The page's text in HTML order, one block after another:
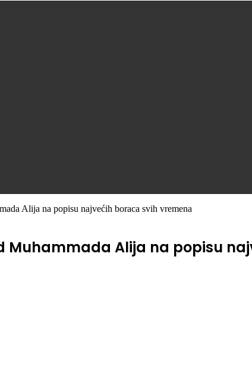
Alija na popisu najvećih boraca svih vremena
Muhammada Alija na popisu